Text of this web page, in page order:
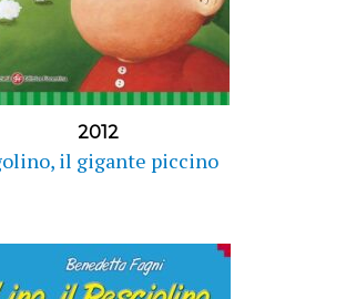
2012
il gigante piccino